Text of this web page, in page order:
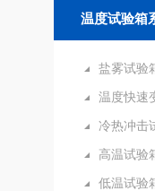
温度试验箱
盐雾试验
温度快速
冷热冲击
高温试验
低温试验